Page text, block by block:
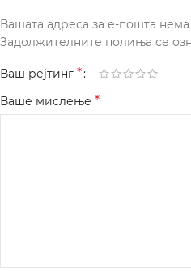
Вашата адреса за е-пошта нема
Задолжителните полиња се
Ваш рејтинг *
Ваше мислење *